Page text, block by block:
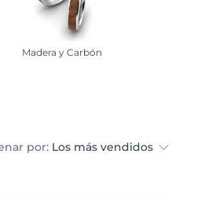
Madera y Carbón
por: Los más vendidos